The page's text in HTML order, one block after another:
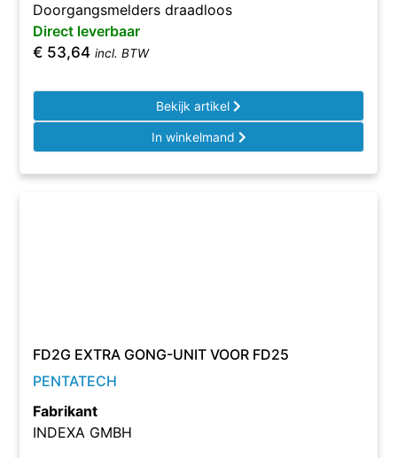
Doorgangsmelders draadloos
Direct leverbaar
€ 53,64 incl. BTW
Bekijk artikel
In winkelmand
FD2G EXTRA GONG-UNIT VOOR FD25
PENTATECH
Fabrikant
INDEXA GMBH